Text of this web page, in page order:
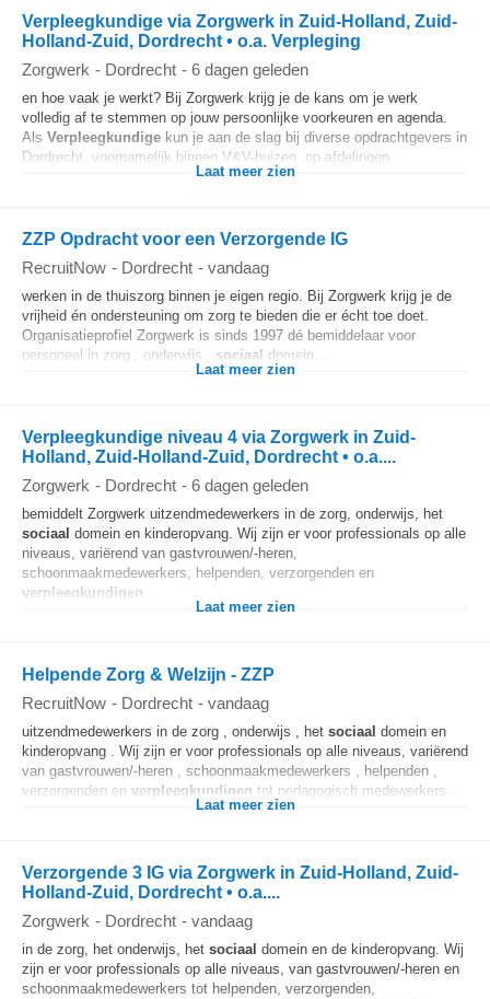
Verpleegkundige via Zorgwerk in Zuid-Holland, Zuid-
Holland-Zuid, Dordrecht • o.a. Verpleging
Zorgwerk - Dordrecht - 6 dagen geleden
en hoe vaak je werkt? Bij Zorgwerk krijg je de kans om je werk
volledig af te stemmen op jouw persoonlijke voorkeuren en agenda.
Als Verpleegkundige kun je aan de slag bij diverse opdrachtgevers in
Dordrecht, voornamelijk binnen V&V-huizen, op afdelingen...
Laat meer zien
ZZP Opdracht voor een Verzorgende IG
RecruitNow - Dordrecht - vandaag
werken in de thuiszorg binnen je eigen regio. Bij Zorgwerk krijg je de
vrijheid én ondersteuning om zorg te bieden die er écht toe doet.
Organisatieprofiel Zorgwerk is sinds 1997 dé bemiddelaar voor
personeel in zorg , onderwijs , sociaal domein...
Laat meer zien
Verpleegkundige niveau 4 via Zorgwerk in Zuid-
Holland, Zuid-Holland-Zuid, Dordrecht • o.a....
Zorgwerk - Dordrecht - 6 dagen geleden
bemiddelt Zorgwerk uitzendmedewerkers in de zorg, onderwijs, het
sociaal domein en kinderopvang. Wij zijn er voor professionals op alle
niveaus, variërend van gastvrouwen/-heren,
schoonmaakmedewerkers, helpenden, verzorgenden en
verpleegkundigen
Laat meer zien
Helpende Zorg & Welzijn - ZZP
RecruitNow - Dordrecht - vandaag
uitzendmedewerkers in de zorg , onderwijs , het sociaal domein en
kinderopvang . Wij zijn er voor professionals op alle niveaus, variërend
van gastvrouwen/-heren , schoonmaakmedewerkers , helpenden ,
verzorgenden en verpleegkundigen tot pedagogisch medewerkers...
Laat meer zien
Verzorgende 3 IG via Zorgwerk in Zuid-Holland, Zuid-
Holland-Zuid, Dordrecht • o.a....
Zorgwerk - Dordrecht - vandaag
in de zorg, het onderwijs, het sociaal domein en de kinderopvang. Wij
zijn er voor professionals op alle niveaus, van gastvrouwen/-heren en
schoonmaakmedewerkers tot helpenden, verzorgenden,